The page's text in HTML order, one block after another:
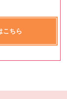
こちら